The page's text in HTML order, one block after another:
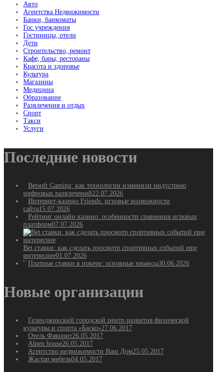
Авто
Агентства Недвижимости
Банки, банкоматы
Гос.учреждения
Гостиницы, отели
Дети
Строительство, ремонт
Кафе, бары, рестораны
Красота и здоровье
Культура
Магазины
Медицина
Образование
Развлечения и отдых
Спорт
Такси
Услуги
Последние новости
Betsoft Gaming: как технологии изменили индустрию
цифровых развлечений22.07.2026
Интернет-казино Friends: игровые возможности
сайта15.07.2026
Рейтинг онлайн казино: особенности сравнения игровых
платформ07.07.2026
Bet ставки: как сделать просмотр спортивных событий еще
интереснее01.07.2026
Платные ставки в покере: основные нюансы30.06.2026
Новые организации
Геленджикский городской центр развития физической
культуры и спорта «Баско»27.06.2017
Отель Фаворит26.05.2017
Alpen house26.05.2017
Агентство недвижимости Ваш Дом25.05.2017
Жастар мебель04.05.2017